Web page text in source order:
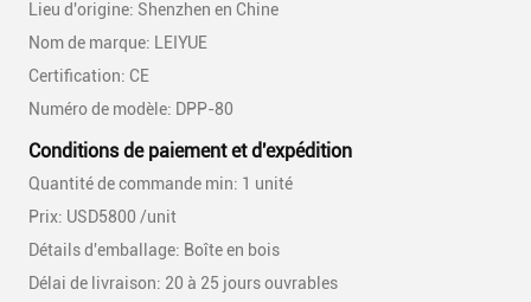
Lieu d'origine: Shenzhen en Chine
Nom de marque: LEIYUE
Certification: CE
Numéro de modèle: DPP-80
Conditions de paiement et d'expédition
Quantité de commande min: 1 unité
Prix: USD5800 /unit
Détails d'emballage: Boîte en bois
Délai de livraison: 20 à 25 jours ouvrables